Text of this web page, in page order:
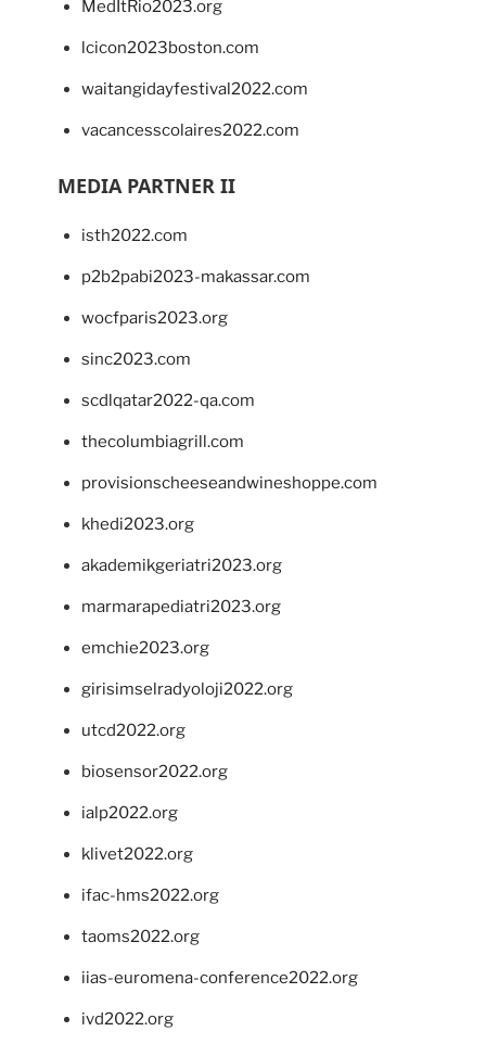
MedItRio2023.org
lcicon2023boston.com
waitangidayfestival2022.com
vacancesscolaires2022.com
MEDIA PARTNER II
isth2022.com
p2b2pabi2023-makassar.com
wocfparis2023.org
sinc2023.com
scdlqatar2022-qa.com
thecolumbiagrill.com
provisionscheeseandwineshoppe.com
khedi2023.org
akademikgeriatri2023.org
marmarapediatri2023.org
emchie2023.org
girisimselradyoloji2022.org
utcd2022.org
biosensor2022.org
ialp2022.org
klivet2022.org
ifac-hms2022.org
taoms2022.org
iias-euromena-conference2022.org
ivd2022.org